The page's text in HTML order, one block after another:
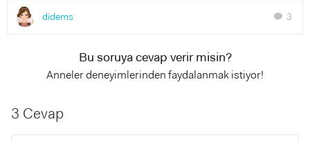
didems chat 3
Bu soruya cevap verir misin?
Anneler deneyimlerinden faydalanmak istiyor!
3 Cevap